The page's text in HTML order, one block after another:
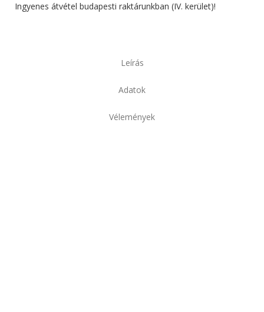
Ingyenes átvétel budapesti raktárunkban (IV. kerület)!
Leírás
Adatok
Vélemények